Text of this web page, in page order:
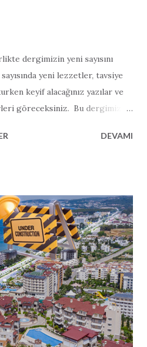
dergimizin yeni sayısını
yeni lezzetler, tavsiye
keyif alacağınız yazılar ve
göreceksiniz. Bu dergimiz
çok haberler barındırmakta.
DEVAMI